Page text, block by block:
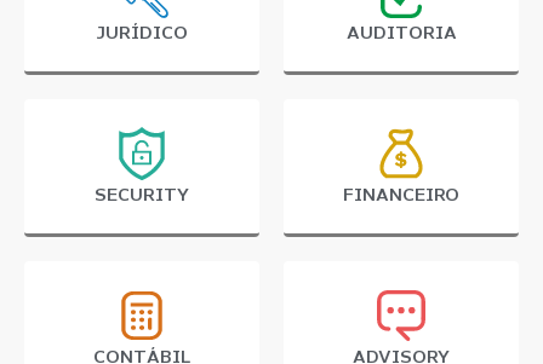
JURÍDICO AUDITORIA
SECURITY FINANCEIRO
CONTÁBIL ADVISORY